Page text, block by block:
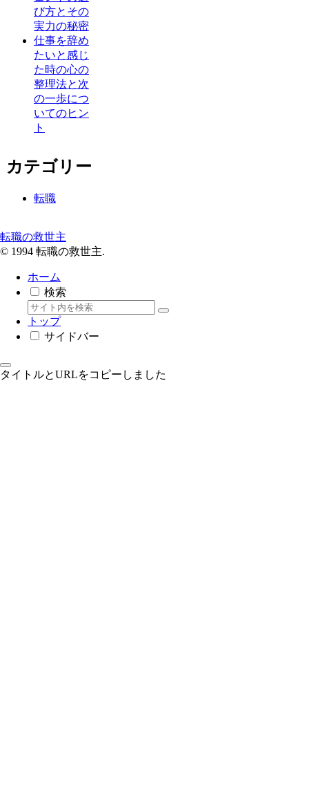
び方とその
実力の秘密
仕事を辞め
たいと感じ
た時の心の
整理法と次
の一歩につ
いてのヒン
ト
カテゴリー
転職
転職の救世主
© 1994 転職の救世主.
ホーム
検索
トップ
サイドバー
タイトルとURLをコピーしました